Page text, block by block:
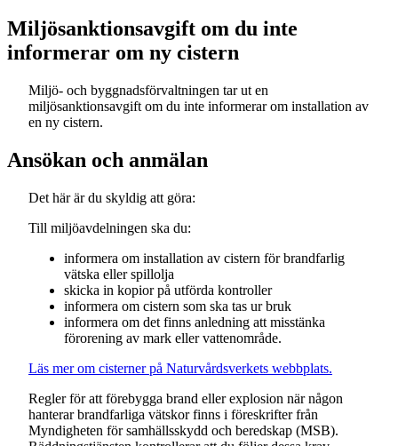
Miljösanktionsavgift om du inte
informerar om ny cistern
Miljö- och byggnadsförvaltningen tar ut en
miljösanktionsavgift om du inte informerar om installation av
en ny cistern.
Ansökan och anmälan
Det här är du skyldig att göra:
Till miljöavdelningen ska du:
informera om installation av cistern för brandfarlig
vätska eller spillolja
skicka in kopior på utförda kontroller
informera om cistern som ska tas ur bruk
informera om det finns anledning att misstänka
förorening av mark eller vattenområde.
Läs mer om cisterner på Naturvårdsverkets webbplats.
Regler för att förebygga brand eller explosion när någon
hanterar brandfarliga vätskor finns i föreskrifter från
Myndigheten för samhällsskydd och beredskap (MSB).